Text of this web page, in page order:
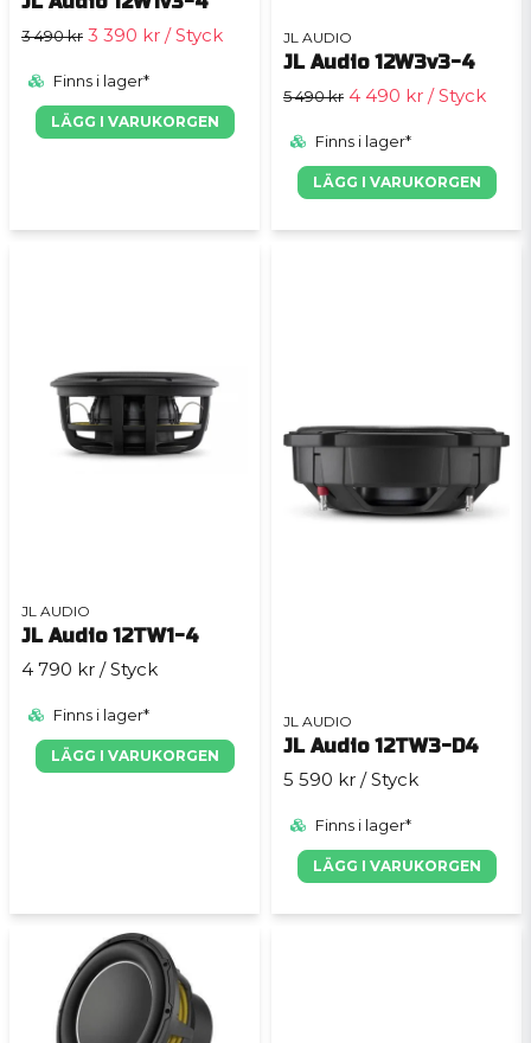
3 490 kr 3 390 kr / Styck
Finns i lager*
LÄGG I VARUKORGEN
JL AUDIO
JL Audio 12W3v3-4
5 490 kr 4 490 kr / Styck
Finns i lager*
LÄGG I VARUKORGEN
JL AUDIO
JL Audio 12TW1-4
4 790 kr / Styck
Finns i lager*
LÄGG I VARUKORGEN
JL AUDIO
JL Audio 12TW3-D4
5 590 kr / Styck
Finns i lager*
LÄGG I VARUKORGEN